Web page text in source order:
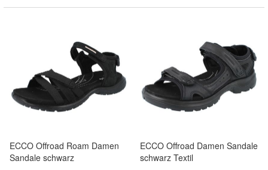
ECCO Offroad Roam Damen
Sandale schwarz
ECCO Offroad Damen Sandale
schwarz Textil